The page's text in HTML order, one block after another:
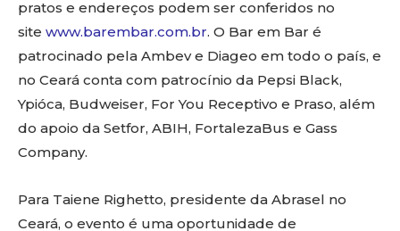
pratos e endereços podem ser conferidos no
site www.barembar.com.br. O Bar em Bar é
patrocinado pela Ambev e Diageo em todo o país, e
no Ceará conta com patrocínio da Pepsi Black,
Ypióca, Budweiser, For You Receptivo e Praso, além
do apoio da Setfor, ABIH, FortalezaBus e Gass
Company.
Para Taiene Righetto, presidente da Abrasel no
Ceará, o evento é uma oportunidade de